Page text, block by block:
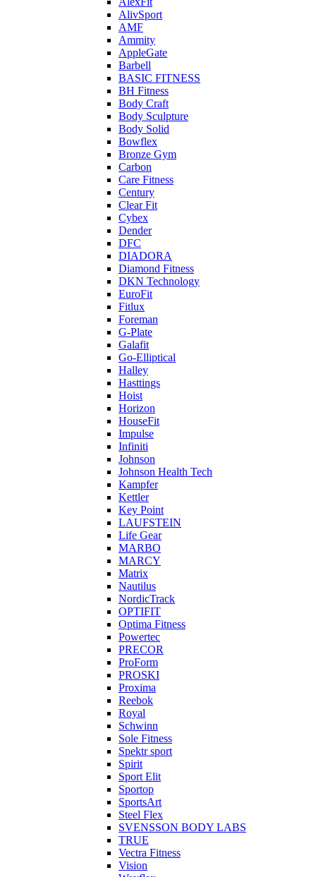
AlivSport
AMF
Ammity
AppleGate
Barbell
BASIC FITNESS
BH Fitness
Body Craft
Body Sculpture
Body Solid
Bowflex
Bronze Gym
Carbon
Care Fitness
Century
Clear Fit
Cybex
Dender
DFC
DIADORA
Diamond Fitness
DKN Technology
EuroFit
Fitlux
Foreman
G-Plate
Galafit
Go-Elliptical
Halley
Hasttings
Hoist
Horizon
HouseFit
Impulse
Infiniti
Johnson
Johnson Health Tech
Kampfer
Kettler
Key Point
LAUFSTEIN
Life Gear
MARBO
MARCY
Matrix
Nautilus
NordicTrack
OPTIFIT
Optima Fitness
Powertec
PRECOR
ProForm
PROSKI
Proxima
Reebok
Royal
Schwinn
Sole Fitness
Spektr sport
Spirit
Sport Elit
Sportop
SportsArt
Steel Flex
SVENSSON BODY LABS
TRUE
Vectra Fitness
Vision